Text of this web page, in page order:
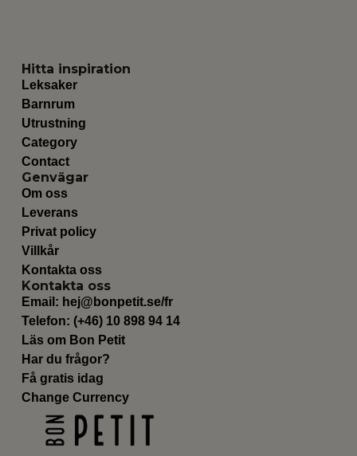
Hitta inspiration
Leksaker
Barnrum
Utrustning
Category
Contact
Genvägar
Om oss
Leverans
Privat policy
Villkår
Kontakta oss
Kontakta oss
Email: hej@bonpetit.se/fr
Telefon: (+46) 10 898 94 14
Läs om Bon Petit
Har du frågor?
Få gratis idag
Change Currency